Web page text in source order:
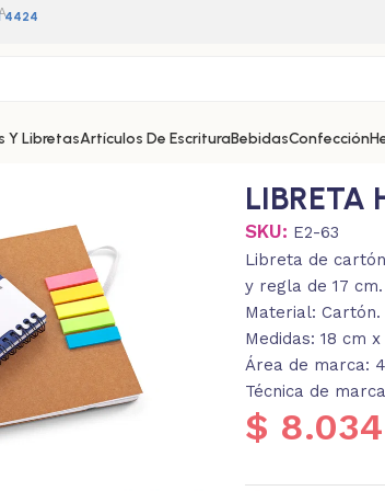
4424
Y LibretasArtículos De EscrituraBebidasConfección
LIBRETA
SKU: E2-63
Libreta de
y regla de 17 cm.
Material: Cartón.
Medidas: 18 cm
Área de marca:
Técnica de
$ 8.034